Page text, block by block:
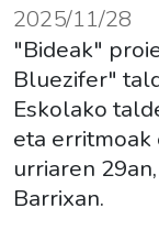
2025/11/28
"Bideak"
Bluezifer"
Eskolako
eta erritmoak
urriaren
Barrixan.